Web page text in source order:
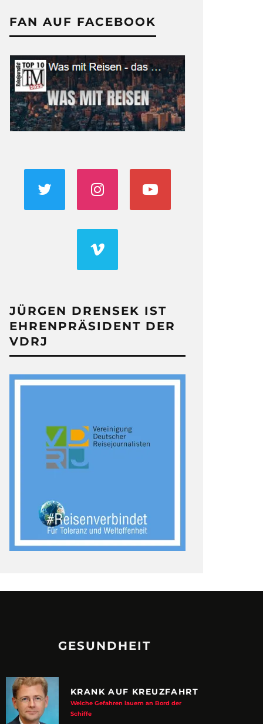
FAN AUF FACEBOOK
JÜRGEN DRENSEK IST
EHRENPRÄSIDENT DER
VDRJ
GESUNDHEIT
KRANK AUF KREUZFAHRT
Welche Gefahren lauern an Bord der
Schiffe